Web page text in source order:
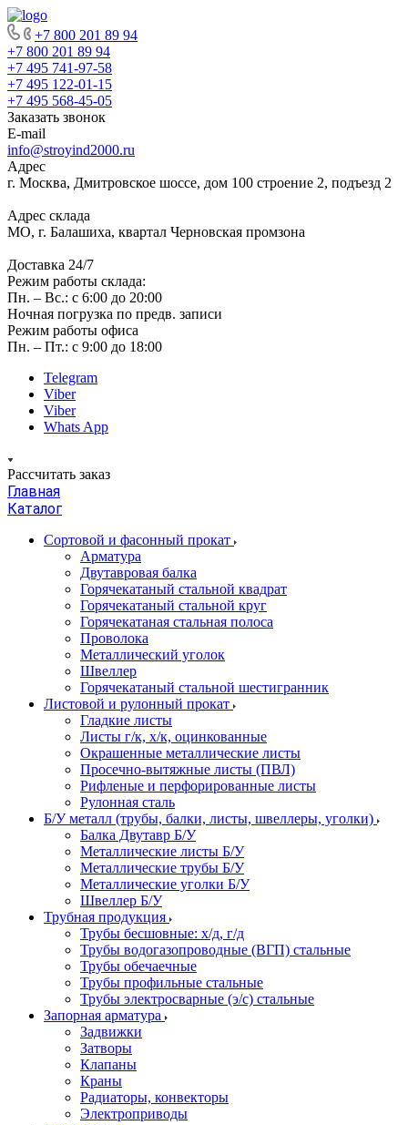
+7 800 201 89 94
+7 800 201 89 94
+7 495 741-97-58
+7 495 122-01-15
+7 495 568-45-05
Заказать звонок
E-mail
info@stroyind2000.ru
Адрес
г. Москва, Дмитровское шоссе, дом 100 строение 2, подъезд 2
Адрес склада
МО, г. Балашиха, квартал Черновская промзона
Доставка 24/7
Режим работы склада:
Пн. – Вс.: с 6:00 до 20:00
Ночная погрузка по предв. записи
Режим работы офиса
Пн. – Пт.: с 9:00 до 18:00
Telegram
Viber
Viber
Whats App
Рассчитать заказ
Главная
Каталог
Сортовой и фасонный прокат
Арматура
Двутавровая балка
Горячекатаный стальной квадрат
Горячекатаный стальной круг
Горячекатаная стальная полоса
Проволока
Металлический уголок
Швеллер
Горячекатаный стальной шестигранник
Листовой и рулонный прокат
Гладкие листы
Листы г/к, х/к, оцинкованные
Окрашенные металлические листы
Просечно-вытяжные листы (ПВЛ)
Рифленые и перфорированные листы
Рулонная сталь
Б/У металл (трубы, балки, листы, швеллеры, уголки)
Балка Двутавр Б/У
Металлические листы Б/У
Металлические трубы Б/У
Металлические уголки Б/У
Швеллер Б/У
Трубная продукция
Трубы бесшовные: х/д, г/д
Трубы водогазопроводные (ВГП) стальные
Трубы обечаечные
Трубы профильные стальные
Трубы электросварные (э/с) стальные
Запорная арматура
Задвижки
Затворы
Клапаны
Краны
Радиаторы, конвекторы
Электроприводы